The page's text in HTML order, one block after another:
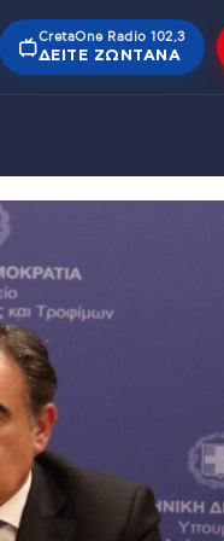
CretaOne Radio 102,3
ΔΕΊΤΕ ΖΩΝΤΑΝΆ